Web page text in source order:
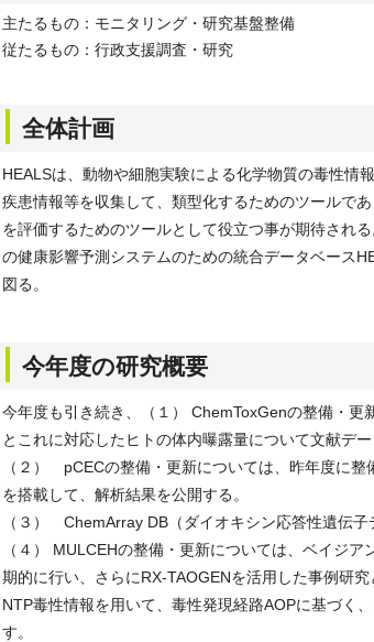
主たるもの：モニタリング・研究基盤整備
従たるもの：行政支援調査・研究
全体計画
HEALSは、動物や細胞実験による化学物質の毒性情
疾患情報等を収集して、類型化するためのツールで
を評価するためのツールとして役立つ事が期待され
の健康影響予測システムのための統合データベース
図る。
今年度の研究概要
今年度も引き続き、（１） ChemToxGenの整備・
とこれに対応したヒトの体内曝露量について文献デー
（２） pCECの整備・更新については、昨年度に
を搭載して、解析結果を公開する。
（３） ChemArray DB（ダイオキシン応答性遺伝子
（４） MULCEHの整備・更新については、ベイジ
期的に行い、さらにRX-TAOGENを活用した事例研
NTP毒性情報を用いて、毒性発現経路AOPに基づく
す。